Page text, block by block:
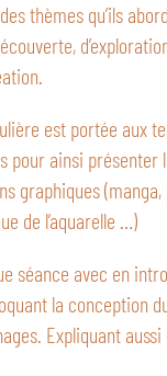
thèmes qu’ils
est portée aux
pour ainsi
graphiques
de l’aquarelle …)
séance avec en
la conception
Expliquant